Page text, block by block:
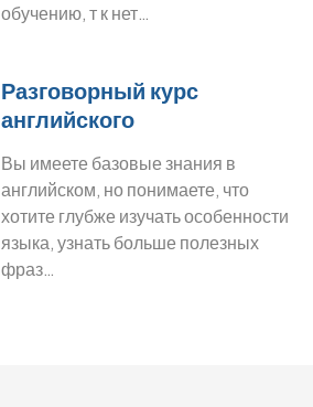
обучению, т к нет…
Разговорный курс
английского
Вы имеете базовые знания в
английском, но понимаете, что
хотите глубже изучать особенности
языка, узнать больше полезных
фраз…